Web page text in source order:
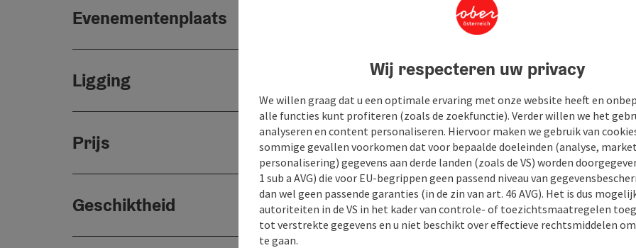
Evenementenplaats
Ligging
Prijs
Geschiktheid
Wij respecteren uw privacy
We willen graag dat u een optimale ervaring met onze website heeft en
alle functies kunt profiteren (zoals de zoekfunctie). Verder willen we het
analyseren en content personaliseren. Hiervoor maken we gebruik van
sommige gevallen voorkomen dat voor bepaalde doeleinden (analyse,
personalisering) gegevens aan derde landen (zoals de VS) worden
1 sub a AVG) die voor EU-begrippen geen passend niveau van
dan wel geen passende garanties (in de zin van art. 46 AVG). Het is dus
autoriteiten in de VS in het kader van controle- of toezichtsmaatregelen
tot verstrekte gegevens en u niet beschikt over effectieve rechtsmiddelen
te gaan.